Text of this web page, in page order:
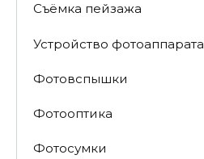
Съёмка пейзажа
Устройство фотоаппарата
Фотовспышки
Фотооптика
Фотосумки